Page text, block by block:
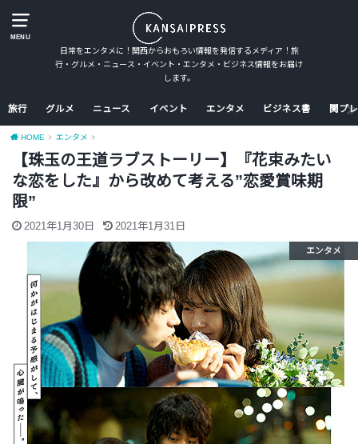
MENU
日常をエンタメに！関西からおもろい情報を発信するメディア！旅
行・グルメ・ニュース・イベント・エンタメ・ビジネス情報をお届け
します。
旅行 グルメ ニュース イベント エンタメ ビジネス書 関プ
HOME エンタメ
【珠玉の王道ラブストーリー】『花束みたい
な恋をした』から改めて考える”恋愛賞味期
限”
2021年1月30日 2021年1月31日
エンタメ